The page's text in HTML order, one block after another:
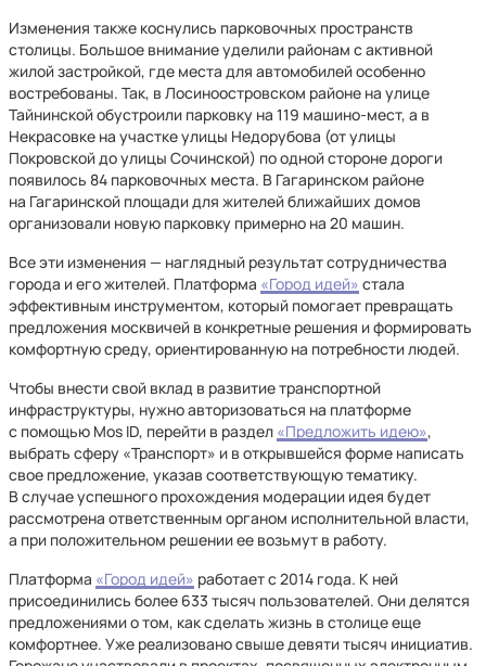
Изменения также коснулись парковочных пространств
столицы. Большое внимание уделили районам с активной
жилой застройкой, где места для автомобилей особенно
востребованы. Так, в Лосиноостровском районе на улице
Тайнинской обустроили парковку на 119 машино-мест, а в
Некрасовке на участке улицы Недорубова (от улицы
Покровской до улицы Сочинской) по одной стороне дороги
появилось 84 парковочных места. В Гагаринском районе
на Гагаринской площади для жителей ближайших домов
организовали новую парковку примерно на 20 машин.
Все эти изменения — наглядный результат сотрудничества
города и его жителей. Платформа «Город идей» стала
эффективным инструментом, который помогает превращать
предложения москвичей в конкретные решения и формировать
комфортную среду, ориентированную на потребности людей.
Чтобы внести свой вклад в развитие транспортной
инфраструктуры, нужно авторизоваться на платформе
с помощью Mos ID, перейти в раздел «Предложить идею»,
выбрать сферу «Транспорт» и в открывшейся форме написать
свое предложение, указав соответствующую тематику.
В случае успешного прохождения модерации идея будет
рассмотрена ответственным органом исполнительной власти,
а при положительном решении ее возьмут в работу.
Платформа «Город идей» работает с 2014 года. К ней
присоединились более 633 тысяч пользователей. Они делятся
предложениями о том, как сделать жизнь в столице еще
комфортнее. Уже реализовано свыше девяти тысяч инициатив.